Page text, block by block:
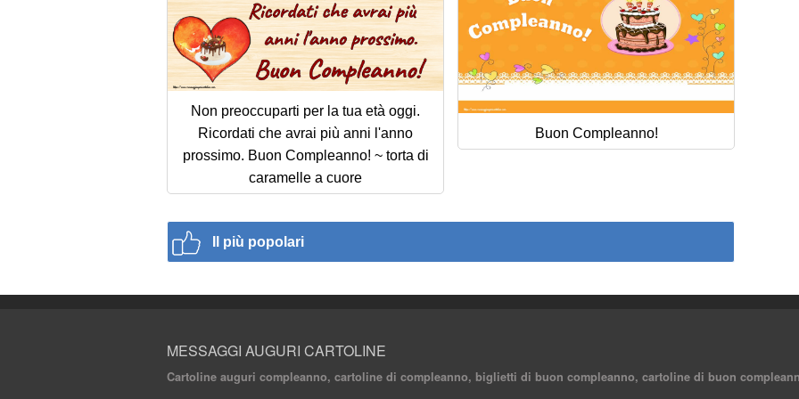
Non preoccuparti per la tua età oggi.
Ricordati che avrai più anni l'anno
prossimo. Buon Compleanno! ~ torta di
caramelle a cuore
Buon Compleanno!
Il più popolari
MESSAGGI AUGURI CARTOLINE
Cartoline auguri compleanno, cartoline di compleanno, biglietti di buon compleanno, cartoline di buon